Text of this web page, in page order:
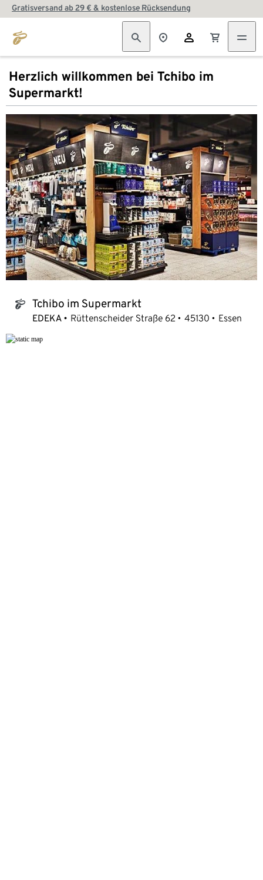
Gratisversand ab 29 € & kostenlose Rücksendung
Herzlich willkommen bei Tchibo im
Supermarkt!
tchibo_logo Tchibo im Supermarkt
EDEKA Rüttenscheider Straße 62 45130 Essen